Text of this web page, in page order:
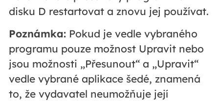
disku D restartovat a znovu jej používat.
Poznámka:Pokud je vedle vybraného
programu pouze možnost Upravit nebo
jsou možnosti „Přesunout“ a „Upravit“
vedle vybrané aplikace šedé, znamená
to, že vydavatel neumožňuje její